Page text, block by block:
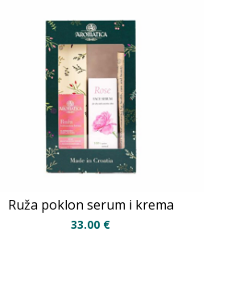
Ruža poklon serum i krema
33.00 €